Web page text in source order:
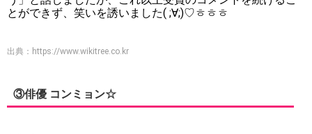
とができず、笑いを誘いました( ;∀;)♡ㅎㅎㅎ
出典： https://www.wikitree.co.kr
③俳優 コンミョン☆